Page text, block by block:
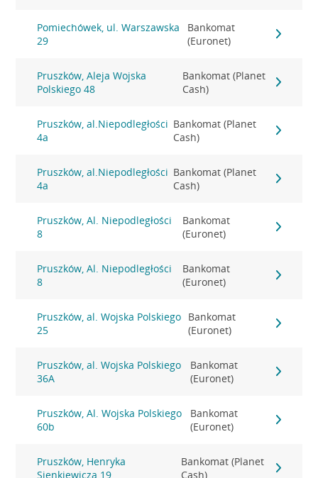
Pomiechówek, ul. Warszawska
29
Bankomat
(Euronet)
Pruszków, Aleja Wojska
Polskiego 48
Bankomat (Planet
Cash)
Pruszków, al.Niepodległości
4a
Bankomat (Planet
Cash)
Pruszków, al.Niepodległości
4a
Bankomat (Planet
Cash)
Pruszków, Al. Niepodległości
8
Bankomat
(Euronet)
Pruszków, Al. Niepodległości
8
Bankomat
(Euronet)
Pruszków, al. Wojska Polskiego
25
Bankomat
(Euronet)
Pruszków, al. Wojska Polskiego
36A
Bankomat
(Euronet)
Pruszków, Al. Wojska Polskiego
60b
Bankomat
(Euronet)
Pruszków, Henryka
Sienkiewicza 19
Bankomat (Planet
Cash)